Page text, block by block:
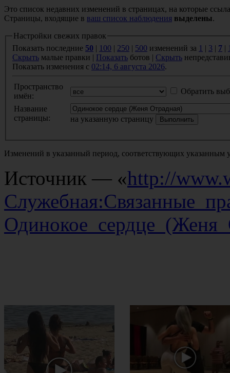
Это список недавних изменений в страницах, на которые
Страницы, входящие в ваш список наблюдения выделены.
Настройки свежих правок
Показать последние 50 | 100 | 250 | 500 изменений за 1 | 3 | 7 |
Скрыть малые правки | Показать ботов | Скрыть
Показать изменения с 02:14, 6 августа 2026.
Пространство
имён:
Обратить
Название
страницы:
на указанную страницу
Изменений в указанный период, соответствующих указанным
Источник — «http://